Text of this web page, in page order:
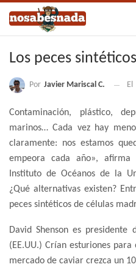
Los peces
Por Javier Mariscal C. El
Contaminación, plástico,
marinos… Cada vez hay
claramente: nos estamos
empeora cada año», afirma
Instituto de Océanos de la
¿Qué alternativas existen?
peces sintéticos de células
David Shenson es
(EE.UU.) Crían esturiones
mercado de caviar crezca un